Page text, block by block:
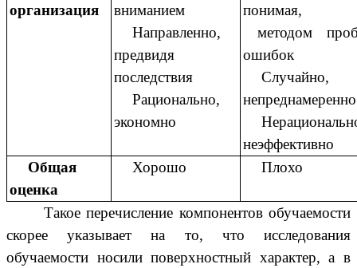
организация
вниманием
Направленно,
предвидя
последствия
Рационально,
экономно
методом
ошибок
Случайно,
непреднамеренно
неэффективно
Общая
оценка
Хорошо Плохо
Такое перечисление компонентов обучаемости
скорее указывает на то, что исследования
обучаемости носили поверхностный характер, а в